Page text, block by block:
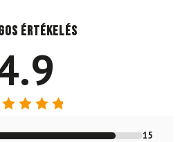
értékelés
/ 5
15